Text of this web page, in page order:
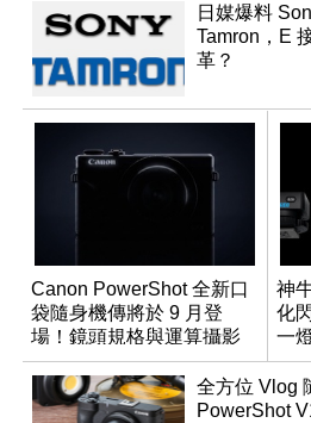
日媒爆料
Tamron，E
革？
Canon PowerShot 全新口
袋隨身機傳將於 9 月登
場！鏡頭規格與運算攝影
升級成為焦點
神
化
一
全方位 Vlog
PowerShot